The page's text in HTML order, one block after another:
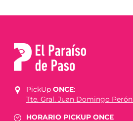
PickUp ONCE:
Tte. Gral. Juan Domingo
HORARIO PICKUP ONCE